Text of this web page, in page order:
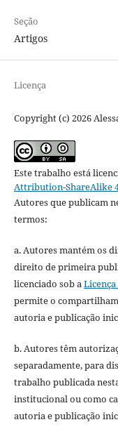
Seção
Artigos
Licença
Copyright (c) 2026
Este trabalho está
Attribution-ShareAlike
Autores que publicam
termos:
a. Autores mantém os
direito de primeira
licenciado sob a
permite o
autoria e publicação
b. Autores têm
separadamente, para
trabalho publicada
institucional ou como
autoria e publicação